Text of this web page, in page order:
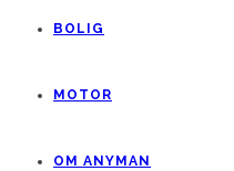
BOLIG
MOTOR
OM ANYMAN